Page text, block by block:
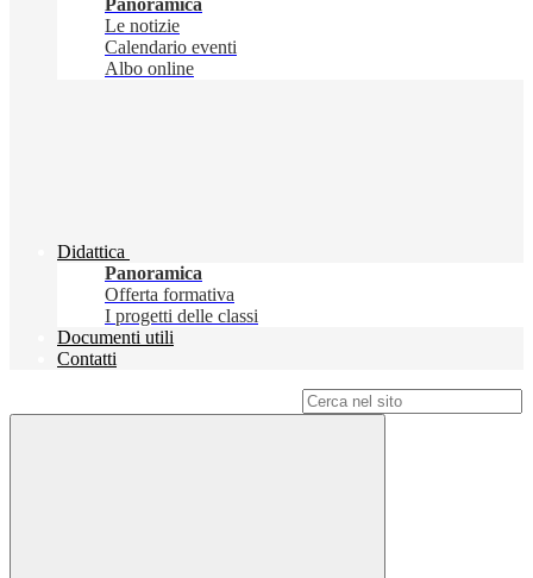
Panoramica
Le notizie
Calendario eventi
Albo online
Didattica
Panoramica
Offerta formativa
I progetti delle classi
Documenti utili
Contatti